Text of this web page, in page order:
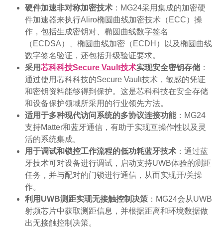
硬件加速非对称加密技术 ：MG24采用集成的加密硬
件加速器来执行Aliro椭圆曲线加密技术（ECC）操
作，包括生成密钥对、椭圆曲线数字签名
（ECDSA）、椭圆曲线加密（ECDH）以及椭圆曲线
数字签名验证，还包括升级验证要求。
采用芯科科技Secure Vault技术实现安全密钥存储 ：
通过使用芯科科技的Secure Vault技术，敏感的凭证
和密钥资料能够得到保护。这是芯科科技在安全存储
和设备保护领域所采用的行业领先方法。
适用于多种现代访问系统的多协议连接功能：MG24
支持Matter和蓝牙通信，有助于实现互操作性以及灵
活的系统集成。
用于调试和锁控工作流程的低功耗蓝牙技术 ：通过蓝
牙技术可对设备进行调试，启动支持UWB体验的测距
任务，并与配对的门锁进行通信，从而实现开/关操
作。
利用 UWB测距实现无接触控制决策 ：MG24会从UWB
射频芯片中获取测距信息，并根据距离和环境数据做
出无接触控制决策。